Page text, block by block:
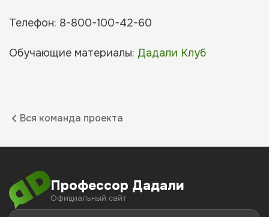
Телефон: 8-800-100-42-60
Обучающие материалы: Дадали Клуб
Вся команда проекта
Профессор Дадали
Официальный сайт